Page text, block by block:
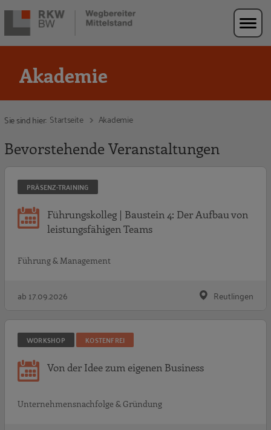
Zur Navigation springen
Zum Hauptinhalt springen
Akademie
Sie sind hier: Startseite Akademie
Bevorstehende Veranstaltungen
PRÄSENZ-TRAINING
Führungskolleg | Baustein 4: Der Aufbau von
leistungsfähigen Teams
Führung & Management
ab 17.09.2026 Reutlingen
WORKSHOP KOSTENFREI
Von der Idee zum eigenen Business
Unternehmensnachfolge & Gründung